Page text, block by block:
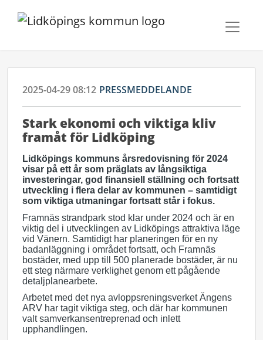
2025-04-29 08:12 PRESSMEDDELANDE
Stark ekonomi och viktiga kliv
framåt för Lidköping
Lidköpings kommuns årsredovisning för 2024
visar på ett år som präglats av långsiktiga
investeringar, god finansiell ställning och fortsatt
utveckling i flera delar av kommunen – samtidigt
som viktiga utmaningar fortsatt står i fokus.
Framnäs strandpark stod klar under 2024 och är en
viktig del i utvecklingen av Lidköpings attraktiva läge
vid Vänern. Samtidigt har planeringen för en ny
badanläggning i området fortsatt, och Framnäs
bostäder, med upp till 500 planerade bostäder, är nu
ett steg närmare verklighet genom ett pågående
detaljplanearbete.
Arbetet med det nya avloppsreningsverket Ängens
ARV har tagit viktiga steg, och där har kommunen
valt samverkansentreprenad och inlett
upphandlingen.